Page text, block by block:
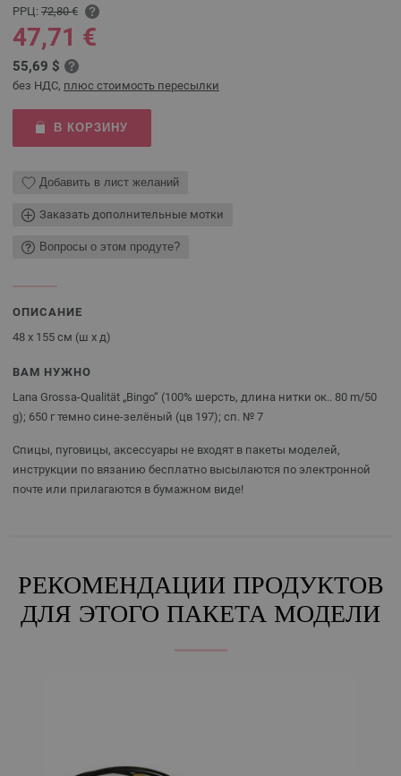
РРЦ: 72,80 €
47,71 €
55,69 $
без НДС, плюс стоимость пересылки
В КОРЗИНУ
Добавить в лист желаний
Заказать дополнительные мотки
Вопросы о этом продуте?
ОПИСАНИЕ
48 x 155 см (ш x д)
ВАМ НУЖНО
Lana Grossa-Qualität „Bingo“ (100% шерсть, длина нитки ок.. 80 m/50
g); 650 г темно сине-зелёный (цв 197); сп. № 7
Спицы, пуговицы, аксессуары не входят в пакеты моделей,
инструкции по вязанию бесплатно высылаются по электронной
почте или прилагаются в бумажном виде!
РЕКОМЕНДАЦИИ ПРОДУКТОВ
ДЛЯ ЭТОГО ПАКЕТА МОДЕЛИ